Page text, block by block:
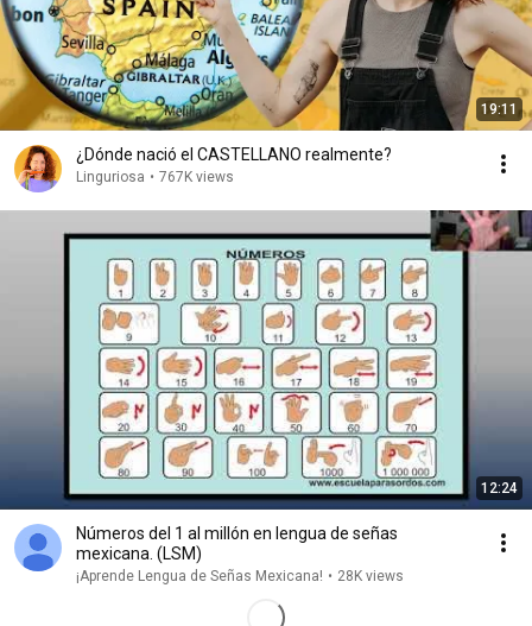
19:11
¿Dónde nació el CASTELLANO realmente?
Linguriosa • 767K views
12:24
Números del 1 al millón en lengua de señas
mexicana. (LSM)
¡Aprende Lengua de Señas Mexicana! • 28K views